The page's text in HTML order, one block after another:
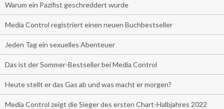
Warum ein Pazifist geschreddert wurde
Media Control registriert einen neuen Buchbestseller
Jeden Tag ein sexuelles Abenteuer
Das ist der Sommer-Bestseller bei Media Control
Heute stellt er das Gas ab und was macht er morgen?
Media Control zeigt die Sieger des ersten Chart-Halbjahres 2022